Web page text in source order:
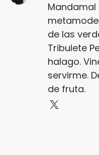
de las
Tribulete
halago.
servirme.
de fruta.